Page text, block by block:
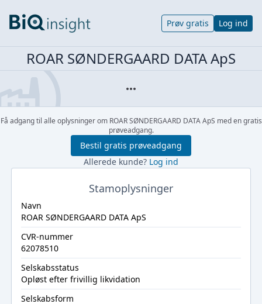
Prøv gratis Log ind
ROAR SØNDERGAARD DATA ApS
Få adgang til alle oplysninger om ROAR SØNDERGAARD DATA ApS med en gratis
prøveadgang.
Bestil gratis prøveadgang
Allerede kunde? Log ind
Stamoplysninger
Navn
ROAR SØNDERGAARD DATA ApS
CVR-nummer
62078510
Selskabsstatus
Opløst efter frivillig likvidation
Selskabsform